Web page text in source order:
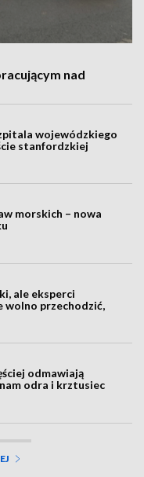
nad
wojewódzkiego
stanfordzkiej
morskich – nowa
ale eksperci
wolno przechodzić,
odmawiają
odra i krztusiec